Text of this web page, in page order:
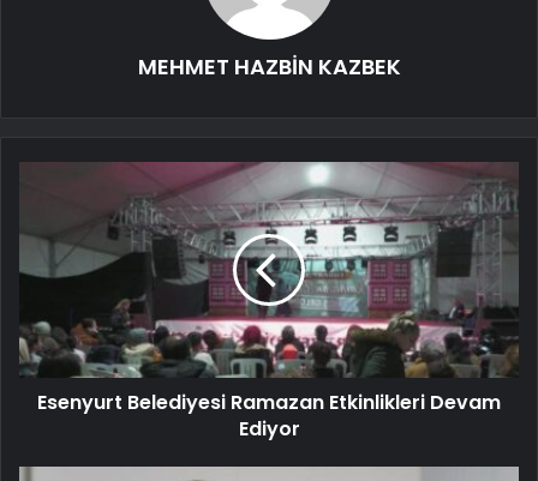
MEHMET HAZBİN KAZBEK
Esenyurt Belediyesi Ramazan Etkinlikleri Devam
Ediyor